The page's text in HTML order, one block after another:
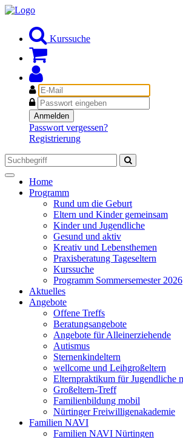
Kurssuche
E-
Mail
Passwort
Anmelden
Passwort vergessen?
Registrierung
Toggle
navigation
Home
Programm
Rund um die Geburt
Eltern und Kinder gemeinsam
Kinder und Jugendliche
Gesund und aktiv
Kreativ und Lebensthemen
Praxisberatung Tageseltern
Kurssuche
Programm Sommersemester 2026
Aktuelles
Angebote
Offene Treffs
Beratungsangebote
Angebote für Alleinerziehende
Autismus
Sternenkindeltern
wellcome und Leihgroßeltern
Elternpraktikum für Jugendliche
Großeltern-Treff
Familienbildung mobil
Nürtinger Freiwilligenakademie
Familien NAVI
Familien NAVI Nürtingen